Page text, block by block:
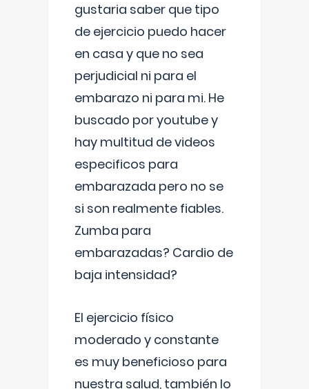
gustaria saber que tipo
de ejercicio puedo hacer
en casa y que no sea
perjudicial ni para el
embarazo ni para mi. He
buscado por youtube y
hay multitud de videos
especificos para
embarazada pero no se
si son realmente fiables.
Zumba para
embarazadas? Cardio de
baja intensidad?
El ejercicio físico
moderado y constante
es muy beneficioso para
nuestra salud, también lo